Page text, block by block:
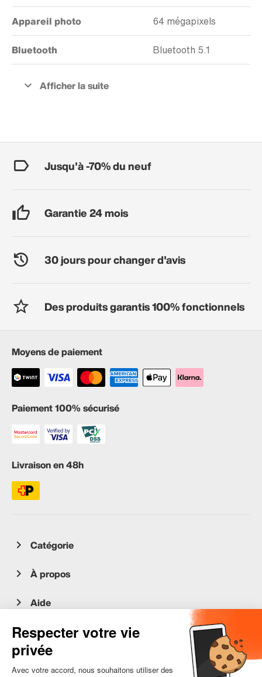
Appareil photo 64 mégapixels
Bluetooth Bluetooth 5.1
Jusqu'à -70% du neuf
Garantie 24 mois
30 jours pour changer d'avis
Des produits garantis 100% fonctionnels
Moyens de paiement
Paiement 100% sécurisé
Livraison en 48h
Catégorie
À propos
Aide
Service client
occasion.migros.mobile@recommerce.com